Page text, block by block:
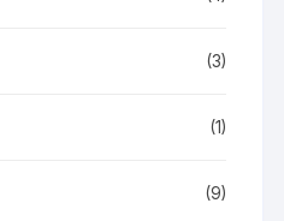
(3)
(1)
(9)